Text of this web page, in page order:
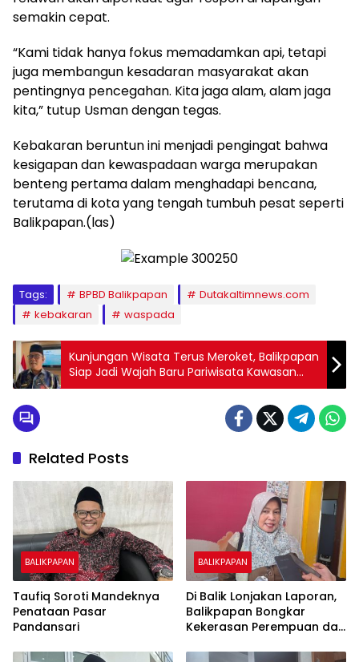
semakin cepat.
“Kami tidak hanya fokus memadamkan api, tetapi
juga membangun kesadaran masyarakat akan
pentingnya pencegahan. Kita jaga alam, alam jaga
kita,” tutup Usman dengan tegas.
Kebakaran beruntun ini menjadi pengingat bahwa
kesigapan dan kewaspadaan warga merupakan
benteng pertama dalam menghadapi bencana,
terutama di kota yang tengah tumbuh pesat seperti
Balikpapan.(las)
Tags: BPBD Balikpapan
Dutakaltimnews.com
kebakaran
waspada
Kunjungan Wisata Terus Meroket, Balikpapan
Siap Jadi Wajah Baru Pariwisata Kawasan
Timur
Related Posts
BALIKPAPAN
Taufiq Soroti Mandeknya
Penataan Pasar
Pandansari
BALIKPAPAN
Di Balik Lonjakan Laporan,
Balikpapan Bongkar
Kekerasan Perempuan dan